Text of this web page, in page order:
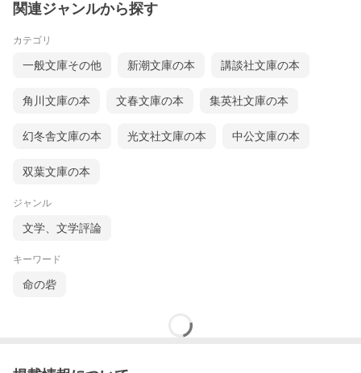
関連ジャンルから探す
カテゴリ
一般文庫その他 新潮文庫の本 講談社文庫の本
角川文庫の本 文春文庫の本 集英社文庫の本
幻冬舎文庫の本 光文社文庫の本 中公文庫の本
双葉文庫の本
ジャンル
文学、文学評論
キーワード
命の砦